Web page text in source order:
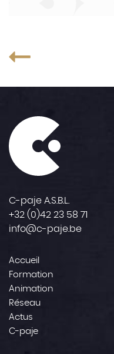
C-paje A.S.B.L.
+32 (0)42 23 58 71
info@c-paje.be
Accueil
Formation
Animation
Réseau
Actus
C-paje